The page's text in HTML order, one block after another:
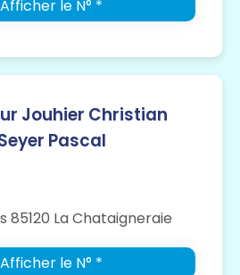
le N° *
Jouhier Christian
Pascal
85120 La Chataigneraie
le N° *